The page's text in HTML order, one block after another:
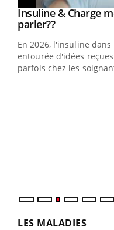
Youtube
Insuline & Charge
parler??Youtube
En 2026, l'insuline
entourée d'idées
parfois chez les
LES MALADIES